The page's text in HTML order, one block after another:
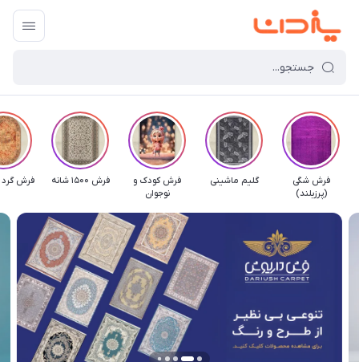
فرش شگی
(پرزبلند)
گلیم ماشینی
فرش کودک و
نوجوان
فرش 1500 شانه فرش